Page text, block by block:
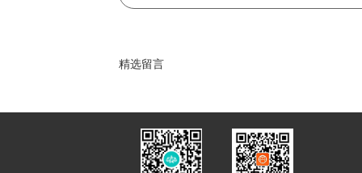
精选留言